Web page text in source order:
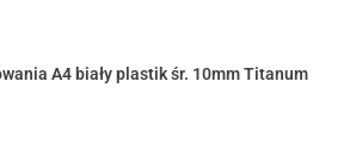
A4 biały plastik śr. 10mm Titanum